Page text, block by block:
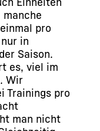
pro
in
Saison.
es, viel im
Wir
Trainings pro
man nicht